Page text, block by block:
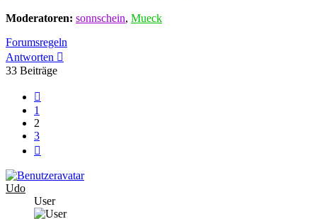
Moderatoren: sonnschein, Mueck
Forumsregeln
Antworten
33 Beiträge
1
2
3
Udo
User